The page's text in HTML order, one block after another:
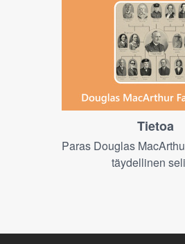
Tietoa
Paras Douglas
täydellinen